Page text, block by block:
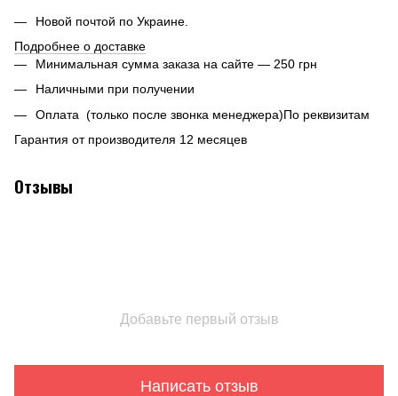
Новой почтой по Украине.
Подробнее о доставке
Минимальная сумма заказа на сайте — 250 грн
Наличными при получении
Оплата (только после звонка менеджера)По реквизитам
Гарантия от производителя 12 месяцев
Отзывы
Добавьте первый отзыв
Написать отзыв